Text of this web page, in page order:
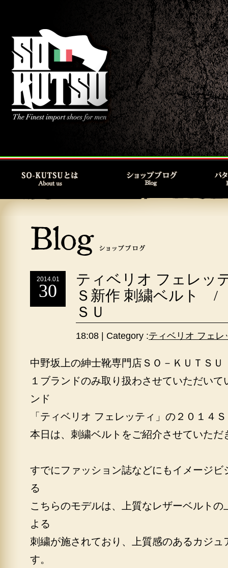
2014.01
30
ティベリオ フェレッ
Ｓ新作 刺繍ベルト /
ＳＵ
18:08 | Category :ティベリオ フェレ
中野坂上の紳士靴専門店ＳＯ－ＫＵＴＳＵ
１ブランドのみ取り扱わさせていただい
ンド
「ティベリオ フェレッティ」の２０１４
本日は、刺繍ベルトをご紹介させていただ
すでにファッション誌などにもイメージビ
る
こちらのモデルは、上質なレザーベルト
よる
刺繍が施されており、上質感のあるカジ
す。